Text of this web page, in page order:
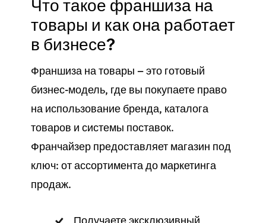
Что такое франшиза на
товары и как она работает
в бизнесе?
Франшиза на товары — это готовый
бизнес-модель, где вы покупаете право
на использование бренда, каталога
товаров и системы поставок.
Франчайзер предоставляет магазин под
ключ: от ассортимента до маркетинга
продаж.
Получаете эксклюзивный